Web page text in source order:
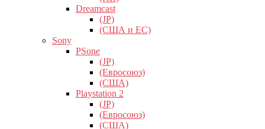
Dreamcast
(JP)
(США и ЕС)
Sony
PSone
(JP)
(Евросоюз)
(США)
Playstation 2
(JP)
(Евросоюз)
(США)